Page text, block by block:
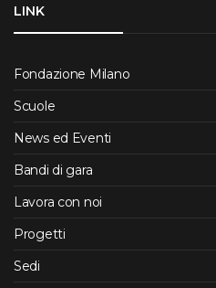
LINK
Fondazione Milano
Scuole
News ed Eventi
Bandi di gara
Lavora con noi
Progetti
Sedi